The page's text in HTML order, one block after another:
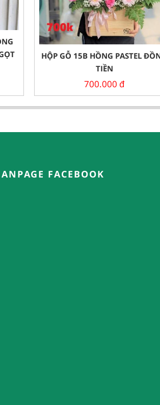
HỘP GỖ 15B HỒNG PASTEL
TIỀN
700.000 đ
FACEBOOK